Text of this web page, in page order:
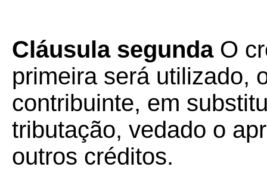
Cláusula segunda O
primeira será utilizado,
contribuinte, em
tributação, vedado o
outros créditos.